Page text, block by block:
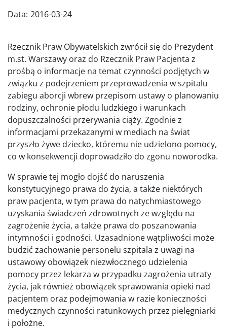
Data: 2016-03-24
Rzecznik Praw Obywatelskich zwrócił się do Prezydent
m.st. Warszawy oraz do Rzecznik Praw Pacjenta z
prośbą o informacje na temat czynności podjętych w
związku z podejrzeniem przeprowadzenia w szpitalu
zabiegu aborcji wbrew przepisom ustawy o planowaniu
rodziny, ochronie płodu ludzkiego i warunkach
dopuszczalności przerywania ciąży. Zgodnie z
informacjami przekazanymi w mediach na świat
przyszło żywe dziecko, któremu nie udzielono pomocy,
co w konsekwencji doprowadziło do zgonu noworodka.
W sprawie tej mogło dojść do naruszenia
konstytucyjnego prawa do życia, a także niektórych
praw pacjenta, w tym prawa do natychmiastowego
uzyskania świadczeń zdrowotnych ze względu na
zagrożenie życia, a także prawa do poszanowania
intymności i godności. Uzasadnione wątpliwości może
budzić zachowanie personelu szpitala z uwagi na
ustawowy obowiązek niezwłocznego udzielenia
pomocy przez lekarza w przypadku zagrożenia utraty
życia, jak również obowiązek sprawowania opieki nad
pacjentem oraz podejmowania w razie konieczności
medycznych czynności ratunkowych przez pielęgniarki
i położne.